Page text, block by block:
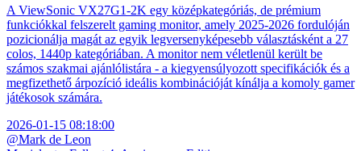
A ViewSonic VX27G1-2K egy középkategóriás, de prémium
funkciókkal felszerelt gaming monitor, amely 2025-2026 fordulóján
pozicionálja magát az egyik legversenyképesebb választásként a 27
colos, 1440p kategóriában. A monitor nem véletlenül került be
számos szakmai ajánlólistára - a kiegyensúlyozott specifikációk és a
megfizethető árpozíció ideális kombinációját kínálja a komoly gamer
játékosok számára.
2026-01-15 08:18:00
@Mark de Leon